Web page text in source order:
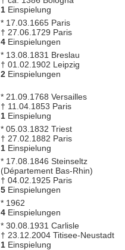
1Einspielung
* 17.03.1665 Paris
† 27.06.1729 Paris
4Einspielungen
* 13.08.1831 Breslau
† 01.02.1902 Leipzig
2Einspielungen
* 21.09.1768 Versailles
† 11.04.1853 Paris
1Einspielung
* 05.03.1832 Triest
† 27.02.1882 Paris
1Einspielung
* 17.08.1846 Steinseltz
(Département Bas-Rhin)
† 04.02.1925 Paris
5Einspielungen
* 1962
4Einspielungen
* 30.08.1931 Carlisle
† 23.12.2004 Titisee-Neustadt
1Einspielung